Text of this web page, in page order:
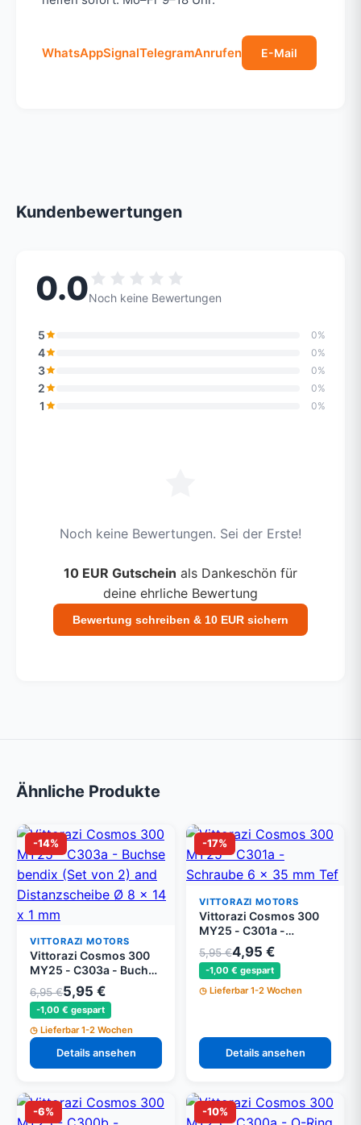
WhatsAppSignalTelegramAnrufen E-Mail
Kundenbewertungen
0.0Noch keine Bewertungen
5 0%
4 0%
3 0%
2 0%
1 0%
Noch keine Bewertungen. Sei der Erste!
10 EUR Gutschein als Dankeschön für
deine ehrliche Bewertung
Bewertung schreiben & 10 EUR sichern
Ähnliche Produkte
-14%
VITTORAZI MOTORS
Vittorazi Cosmos 300
MY25 - C303a - Buchse
bendix (Set von 2) und
Distanzscheibe Ø 8 x 14
x 1 mm
6,95 €5,95 €
-1,00 € gespart
Lieferbar 1-2 Wochen
Details ansehen
-17%
VITTORAZI MOTORS
Vittorazi Cosmos 300
MY25 - C301a -
Schraube 6 x 35 mm Tef
DIN 6921 (Set von 5)
5,95 €4,95 €
-1,00 € gespart
Lieferbar 1-2 Wochen
Details ansehen
-6% -10%